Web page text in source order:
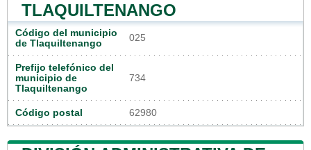
TLAQUILTENANGO
Código del municipio
de Tlaquiltenango
025
Prefijo telefónico del
municipio de
Tlaquiltenango
734
Código postal 62980